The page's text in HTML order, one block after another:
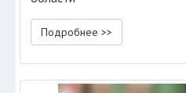
Подробнее >>